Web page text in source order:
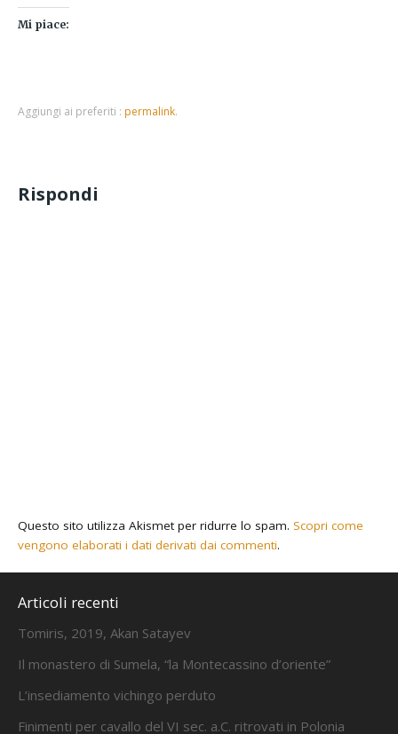
Mi piace:
Aggiungi ai preferiti : permalink.
Rispondi
Questo sito utilizza Akismet per ridurre lo spam. Scopri come
vengono elaborati i dati derivati dai commenti.
Articoli recenti
Tomiris, 2019, Akan Satayev
Il monastero di Sumela, “la Montecassino d’oriente”
L’insediamento vichingo perduto
Finimenti per cavallo del VI sec. a.C. ritrovati in Polonia